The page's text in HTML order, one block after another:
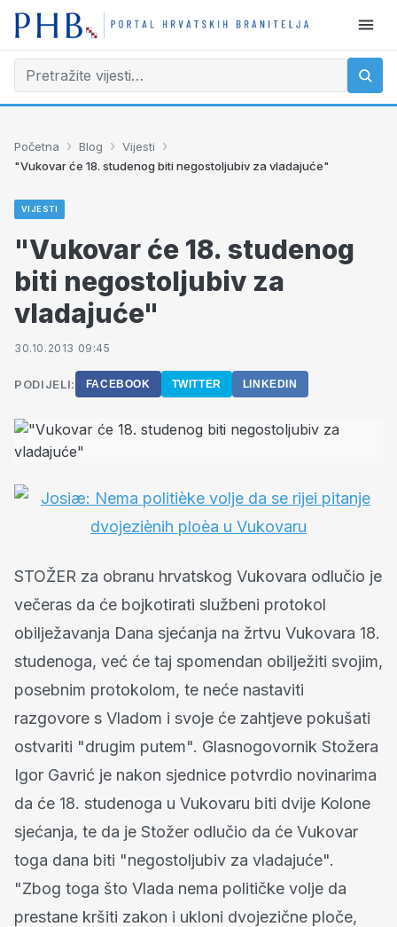
Početna › Blog › Vijesti ›
"Vukovar će 18. studenog biti negostoljubiv za vladajuće"
VIJESTI
"Vukovar će 18. studenog
biti negostoljubiv za
vladajuće"
30.10.2013 09:45
PODIJELI: FACEBOOK TWITTER LINKEDIN
STOŽER za obranu hrvatskog Vukovara odlučio je
večeras da će bojkotirati službeni protokol
obilježavanja Dana sjećanja na žrtvu Vukovara 18.
studenoga, već će taj spomendan obilježiti svojim,
posebnim protokolom, te neće nastaviti
razgovore s Vladom i svoje će zahtjeve pokušati
ostvariti "drugim putem". Glasnogovornik Stožera
Igor Gavrić je nakon sjednice potvrdio novinarima
da će 18. studenoga u Vukovaru biti dvije Kolone
sjećanja, te da je Stožer odlučio da će Vukovar
toga dana biti "negostoljubiv za vladajuće".
"Zbog toga što Vlada nema političke volje da
prestane kršiti zakon i ukloni dvojezične ploče,